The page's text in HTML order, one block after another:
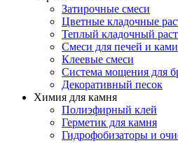
Затирочные смеси
Цветные кладочные
Теплый кладочный
Смеси для печей и
Клеевые смеси
Система мощения для
Декоративный песок
Химия для камня
Полиэфирный клей
Герметик для камня
Гидрофобизаторы и